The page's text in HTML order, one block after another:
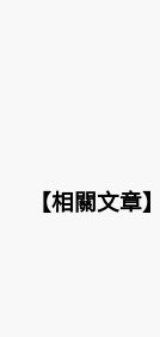
【相關文章】